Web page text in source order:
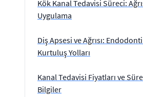
Kök Kanal Tedavisi Süreci:
Uygulama
Diş Apsesi ve Ağrısı:
Kurtuluş Yolları
Kanal Tedavisi Fiyatları ve
Bilgiler